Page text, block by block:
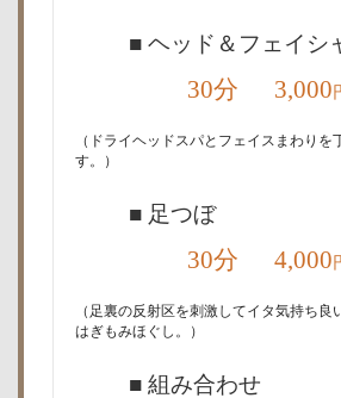
■ ヘッド＆フェイシ
30分 3,000
（ドライヘッドスパとフェイスまわりを
す。）
■ 足つぼ
30分 4,000
（足裏の反射区を刺激してイタ気持ち良
はぎもみほぐし。）
■ 組み合わせ